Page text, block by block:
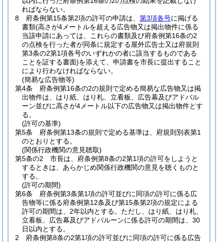
ればならない。
8
府条例第15条第2項の許可の申請は、 第3項各号に掲げる
書類(高さが4メートルを超える広告物又は掲出物件に係る
当該申請にあっては、これらの書類及び府条例第16条の2
の点検を行った者が同条に規定する屋外広告士又は府規則
第3条の2第1項各号のいずれかの者に該当するものである
ことを証する書面)を添えて、申請書を市長に提出すること
により行わなければならない。
(簡易な広告物等)
第4条
府条例第16条の2の規則で定める簡易な広告物又は掲
出物件は、はり紙、はり札、立看板、広告幕及びアドバル
ーン並びに高さが4メートル以下の広告物又は掲出物件とす
る。
(許可の基準)
第5条
府条例第13条の規則で定める基準は、府規則別表第1
のとおりとする。
(関係行政機関の意見聴取)
第5条の2
市長は、府条例第8条の2第1項の許可をしようと
するときは、あらかじめ関係行政機関の意見を聴くものと
する。
(許可の期間)
第6条
府条例第3条第1項の許可並びに同項の許可に係る広
告物等に係る府条例第12条及び第15条第2項の規定による
許可の期間は、2年以内とする。 ただし、はり紙、はり札、
立看板、広告幕及びアドバルーンに係る許可の期間は、30
日以内とする。
2
府条例第8条の2第1項の許可並びに同項の許可に係る広告